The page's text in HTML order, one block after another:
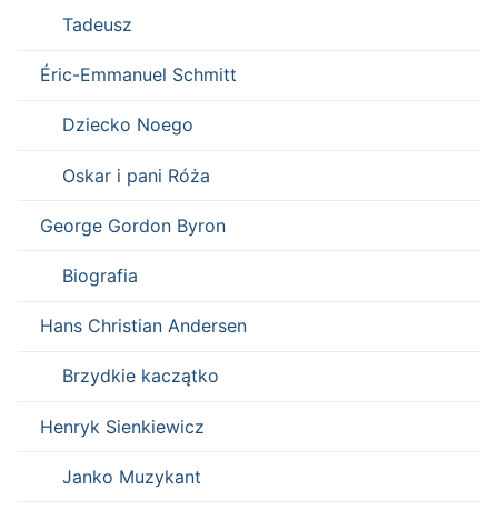
Tadeusz
Éric-Emmanuel Schmitt
Dziecko Noego
Oskar i pani Róża
George Gordon Byron
Biografia
Hans Christian Andersen
Brzydkie kaczątko
Henryk Sienkiewicz
Janko Muzykant